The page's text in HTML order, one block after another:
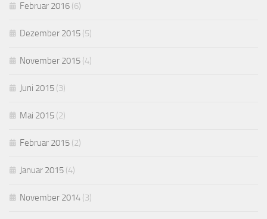
Februar 2016 (6)
Dezember 2015 (5)
November 2015 (4)
Juni 2015 (3)
Mai 2015 (2)
Februar 2015 (2)
Januar 2015 (4)
November 2014 (3)